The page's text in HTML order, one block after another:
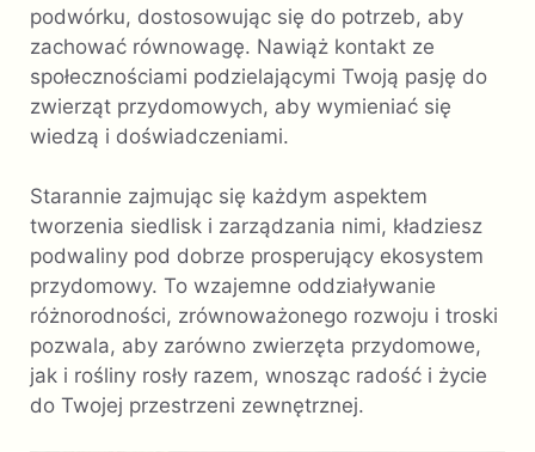
podwórku, dostosowując się do potrzeb, aby
zachować równowagę. Nawiąż kontakt ze
społecznościami podzielającymi Twoją pasję do
zwierząt przydomowych, aby wymieniać się
wiedzą i doświadczeniami.
Starannie zajmując się każdym aspektem
tworzenia siedlisk i zarządzania nimi, kładziesz
podwaliny pod dobrze prosperujący ekosystem
przydomowy. To wzajemne oddziaływanie
różnorodności, zrównoważonego rozwoju i troski
pozwala, aby zarówno zwierzęta przydomowe,
jak i rośliny rosły razem, wnosząc radość i życie
do Twojej przestrzeni zewnętrznej.